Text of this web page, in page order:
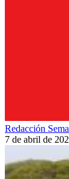
Redacción
7 de abril de